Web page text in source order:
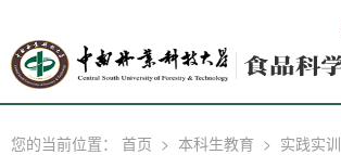
您的当前位置： 首页 > 本科生教育 > 实践实训